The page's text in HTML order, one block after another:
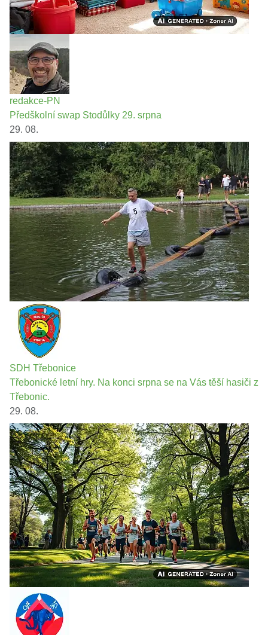
redakce-PN
Předškolní swap Stodůlky 29. srpna
29. 08.
SDH Třebonice
Třebonické letní hry. Na konci srpna se na Vás těší hasiči z
Třebonic.
29. 08.